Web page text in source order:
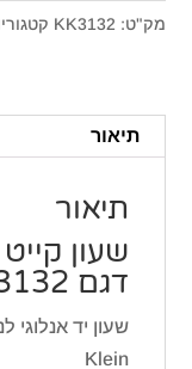
Kate
KK3132
מק"ט: KK3132
תיאור
תיאור
דגם KK3132
Klein